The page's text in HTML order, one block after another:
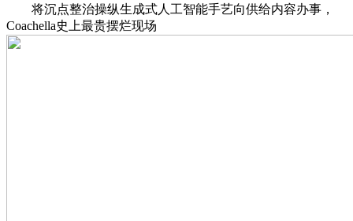
将沉点整治操纵生成式人工智能手艺向供给内容办事，
Coachella史上最贵摆烂现场